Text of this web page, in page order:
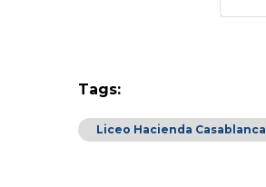
Tags:
Liceo Hacienda Casablanca